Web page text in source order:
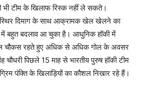
टीम के खिलाफ रिस्क नहीं ले सकते।
स्थिर दिमाग के साथ आक्रामक खेल खेलने का
में बहुत बदलाव आ चुका है। आधुनिक हॉकी में
चौकस रहते हुए अधिक से अधिक गोल के अवसर
चौधरी पिछले 15 माह से भारतीय पुरुष हॉकी टीम
पंक्ति के खिलाड़ियों का कौशल निखार रहे हैं।